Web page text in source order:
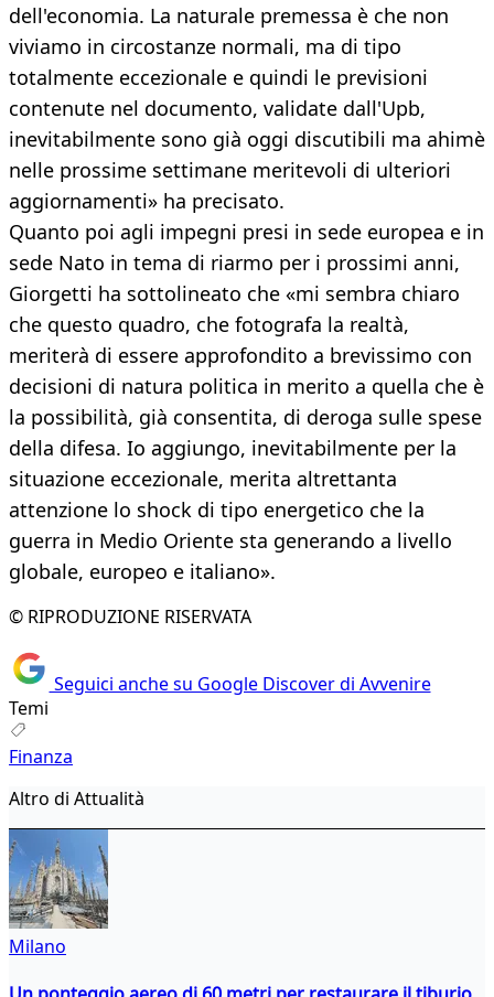
dell'economia. La naturale premessa è che non
viviamo in circostanze normali, ma di tipo
totalmente eccezionale e quindi le previsioni
contenute nel documento, validate dall'Upb,
inevitabilmente sono già oggi discutibili ma ahimè
nelle prossime settimane meritevoli di ulteriori
aggiornamenti» ha precisato.
Quanto poi agli impegni presi in sede europea e in
sede Nato in tema di riarmo per i prossimi anni,
Giorgetti ha sottolineato che «mi sembra chiaro
che questo quadro, che fotografa la realtà,
meriterà di essere approfondito a brevissimo con
decisioni di natura politica in merito a quella che è
la possibilità, già consentita, di deroga sulle spese
della difesa. Io aggiungo, inevitabilmente per la
situazione eccezionale, merita altrettanta
attenzione lo shock di tipo energetico che la
guerra in Medio Oriente sta generando a livello
globale, europeo e italiano».
© RIPRODUZIONE RISERVATA
Seguici anche su Google Discover di Avvenire
Temi
Finanza
Altro di Attualità
Milano